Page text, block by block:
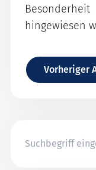
hingewiesen
Vorheriger